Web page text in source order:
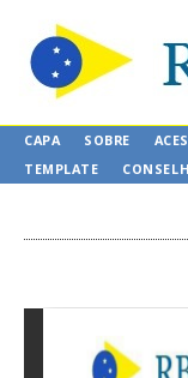
CAPA SOBRE
TEMPLATE